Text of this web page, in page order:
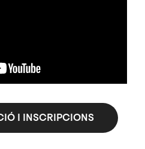
I INSCRIPCIONS